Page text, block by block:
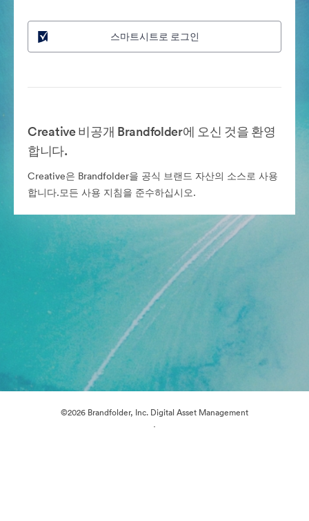
스마트시트로 로그인
Creative 비공개 Brandfolder에 오신 것을 환영
합니다.
Creative은 Brandfolder을 공식 브랜드 자산의 소스로 사용
합니다.모든 사용 지침을 준수하십시오.
©2026 Brandfolder, Inc. Digital Asset Management
·